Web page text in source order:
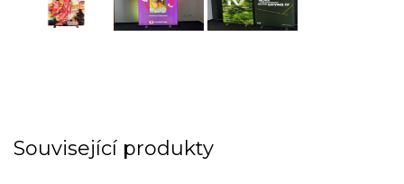
Související produkty